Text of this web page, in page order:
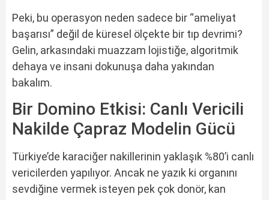
Peki, bu operasyon neden sadece bir “ameliyat
başarısı” değil de küresel ölçekte bir tıp devrimi?
Gelin, arkasındaki muazzam lojistiğe, algoritmik
dehaya ve insani dokunuşa daha yakından
bakalım.
Bir Domino Etkisi: Canlı Vericili
Nakilde Çapraz Modelin Gücü
Türkiye’de karaciğer nakillerinin yaklaşık %80’i canlı
vericilerden yapılıyor. Ancak ne yazık ki organını
sevdiğine vermek isteyen pek çok donör, kan